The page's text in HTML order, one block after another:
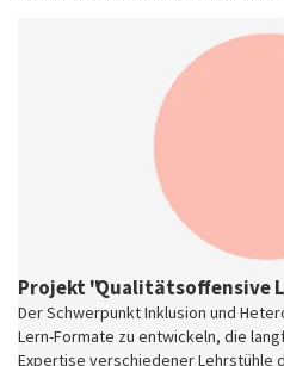
Projekt "Qualitätsoffensive
Der Schwerpunkt Inklusion und
Lern-Formate zu entwickeln, die
Expertise verschiedener Lehrstühle